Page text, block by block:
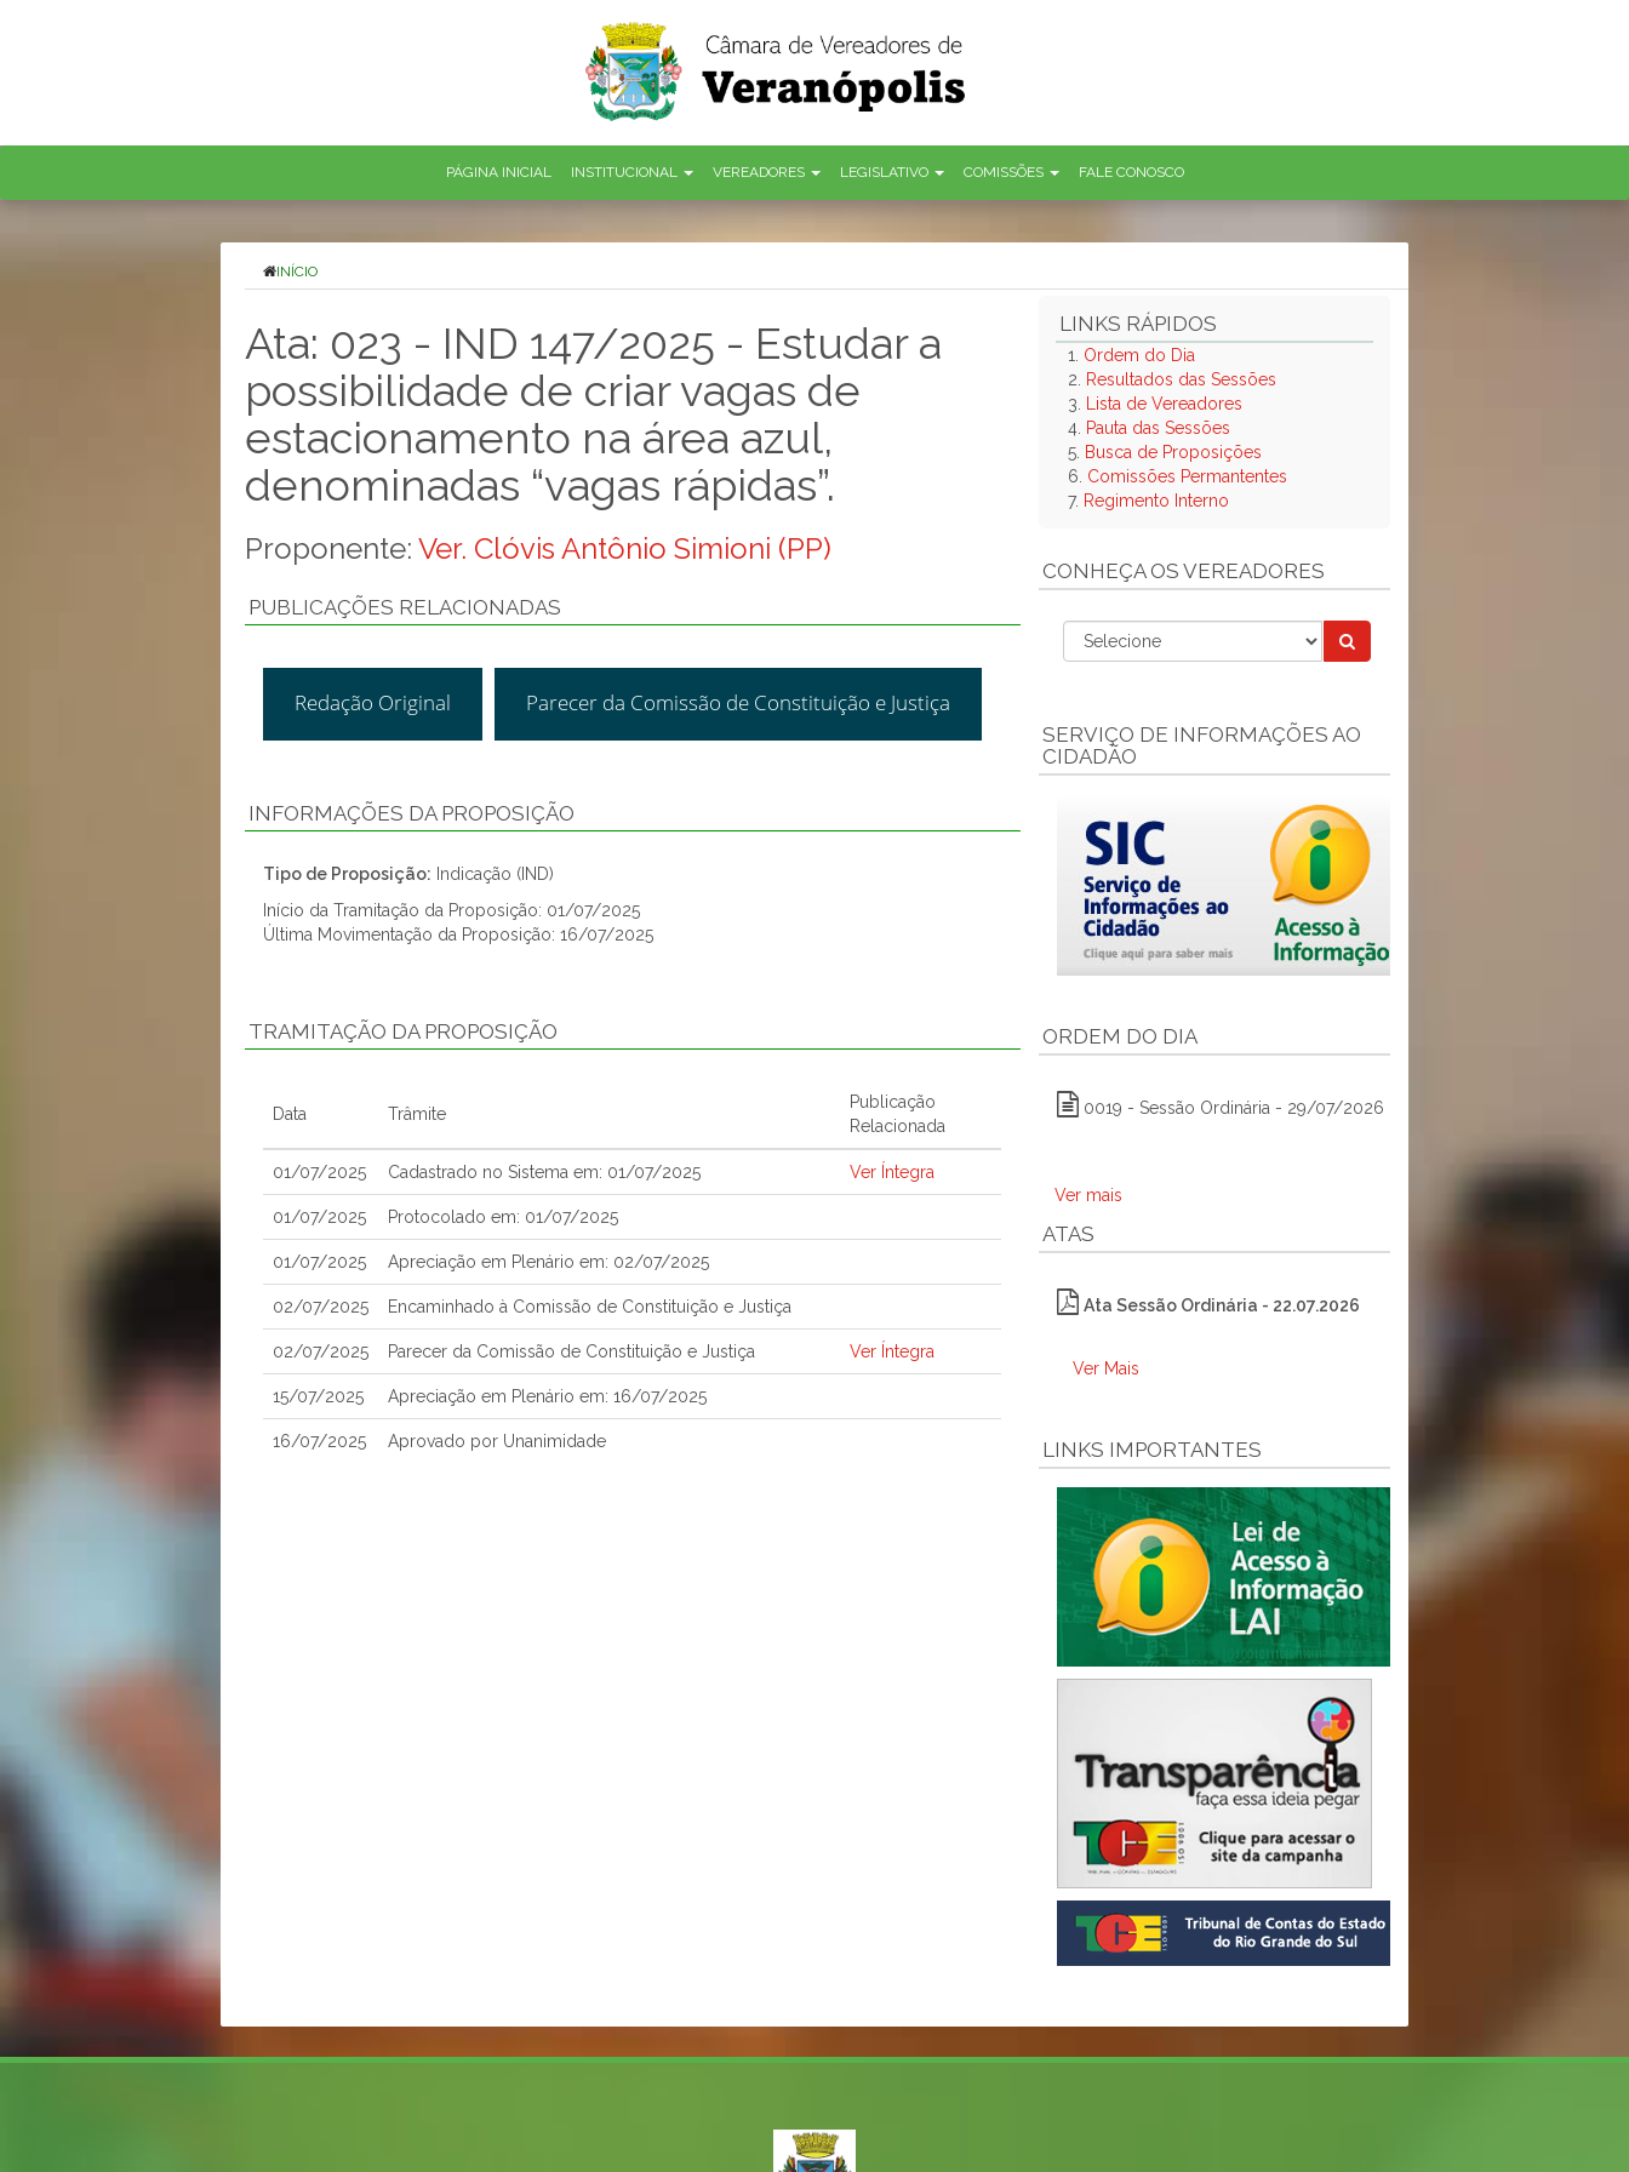
PÁGINA INICIAL INSTITUCIONAL VEREADORES LEGISLATIVO COMISSÕES FALE CONOSCO
INÍCIO
Ata: 023 - IND 147/2025 - Estudar a
possibilidade de criar vagas de
estacionamento na área azul,
denominadas “vagas rápidas”.
Proponente: Ver. Clóvis Antônio Simioni (PP)
PUBLICAÇÕES RELACIONADAS
Redação Original Parecer da Comissão de Constituição e Justiça
INFORMAÇÕES DA PROPOSIÇÃO
Tipo de Proposição: Indicação (IND)
Início da Tramitação da Proposição: 01/07/2025
Última Movimentação da Proposição: 16/07/2025
TRAMITAÇÃO DA PROPOSIÇÃO
Data Trâmite
Publicação
Relacionada
01/07/2025 Cadastrado no Sistema em: 01/07/2025 Ver Íntegra
01/07/2025 Protocolado em: 01/07/2025
01/07/2025 Apreciação em Plenário em: 02/07/2025
02/07/2025 Encaminhado à Comissão de Constituição e Justiça
02/07/2025 Parecer da Comissão de Constituição e Justiça Ver Íntegra
15/07/2025 Apreciação em Plenário em: 16/07/2025
16/07/2025 Aprovado por Unanimidade
LINKS RÁPIDOS
1. Ordem do Dia
2.
Resultados das Sessões
3.
Lista de Vereadores
4. Pauta das Sessões
5. Busca de Proposições
6. Comissões Permantentes
7. Regimento Interno
CONHEÇA OS VEREADORES
SERVIÇO DE INFORMAÇÕES AO
CIDADÃO
ORDEM DO DIA
0019 - Sessão Ordinária - 29/07/2026
Ver mais
ATAS
Ata Sessão Ordinária - 22.07.2026
Ver Mais
LINKS IMPORTANTES